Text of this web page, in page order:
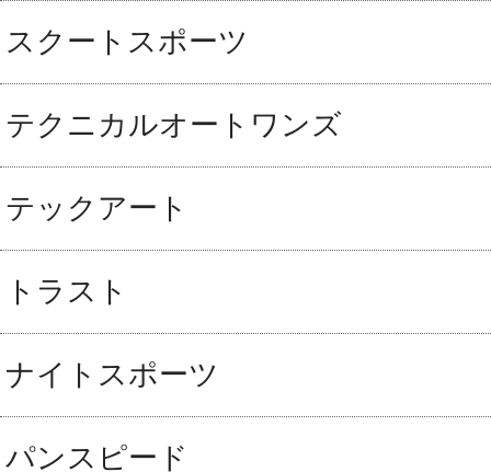
スクートスポーツ
テクニカルオートワンズ
テックアート
トラスト
ナイトスポーツ
パンスピード